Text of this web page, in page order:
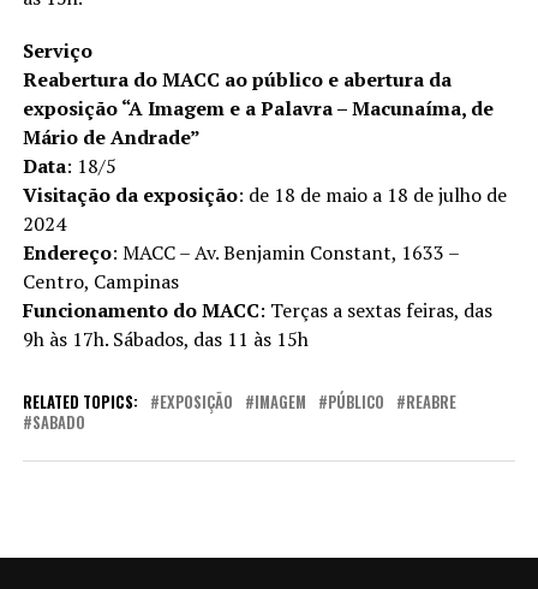
Serviço
Reabertura do MACC ao público e abertura da
exposição “A Imagem e a Palavra – Macunaíma, de
Mário de Andrade”
Data: 18/5
Visitação da exposição: de 18 de maio a 18 de julho de
2024
Endereço: MACC – Av. Benjamin Constant, 1633 –
Centro, Campinas
Funcionamento do MACC: Terças a sextas feiras, das
9h às 17h. Sábados, das 11 às 15h
RELATED TOPICS: EXPOSIÇÃO IMAGEM PÚBLICO
REABRE
SABADO